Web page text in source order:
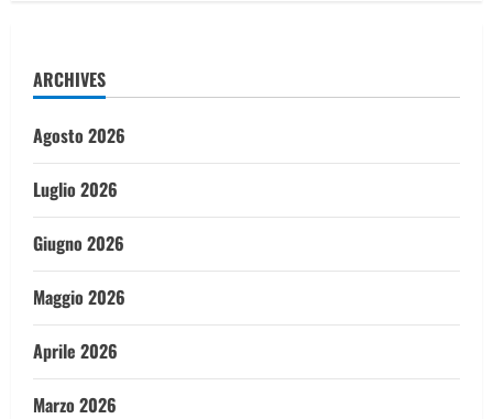
ARCHIVES
Agosto 2026
Luglio 2026
Giugno 2026
Maggio 2026
Aprile 2026
Marzo 2026